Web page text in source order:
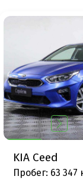
KIA Ceed
Пробег: 63 347